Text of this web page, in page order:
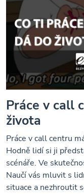
Práce v call
života
Práce v call centru
Hodně lidí si ji
scénáře. Ve
Naučí vás mluvit s
situace a nezhroutit